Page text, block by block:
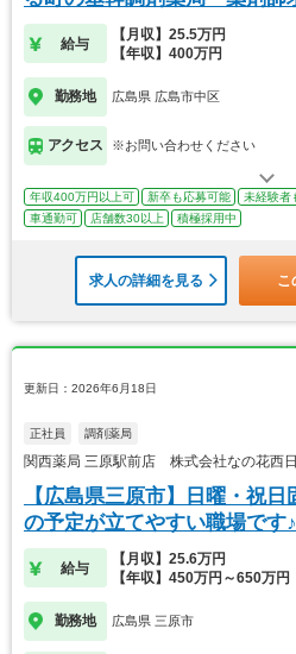
給与
【月収】25.5万円
【年収】400万円
勤務地 広島県 広島市中区
アクセス ※お問い合わせください
年収400万円以上可 新卒も応募可能 未経験者
車通勤可
店舗数30以上 積極採用中
求人の詳細を見る こ
更新日：2026年6月18日
正社員 調剤薬局
関西薬局 三原駅前店 株式会社なの花西
【広島県三原市】日曜・祝
の予定が立てやすい職場です♪
給与
【月収】25.6万円
【年収】450万円～650万円
勤務地 広島県 三原市